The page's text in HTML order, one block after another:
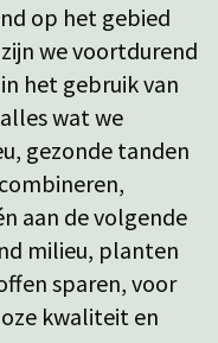
op het gebied
we voortdurend
het gebruik van
wat we
gezonde tanden
aan de volgende
milieu, planten
sparen, voor
kwaliteit en